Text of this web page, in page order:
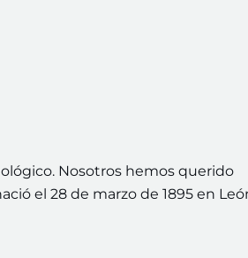
Nosotros hemos querido
el 28 de marzo de 1895 en